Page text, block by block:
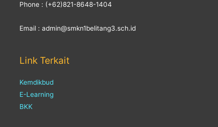
Phone : (+62)821-8648-1404
Email : admin@smkn1belitang3.sch.id
Link Terkait
Kemdikbud
E-Learning
BKK